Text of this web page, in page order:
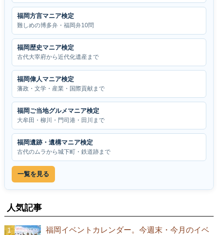
福岡方言マニア検定
難しめの博多弁・福岡弁10問
福岡歴史マニア検定
古代大宰府から近代化遺産まで
福岡偉人マニア検定
藩政・文学・産業・国際貢献まで
福岡ご当地グルメマニア検定
大牟田・柳川・門司港・田川まで
福岡遺跡・遺構マニア検定
古代のムラから城下町・鉄道跡まで
一覧を見る
人気記事
福岡イベントカレンダー。今週末・今月のイベ